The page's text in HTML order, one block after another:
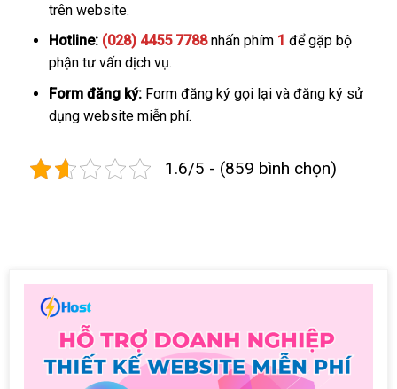
trên website.
Hotline: (028) 4455 7788nhấn phím 1 để gặp bộ
phận tư vấn dịch vụ.
Form đăng ký:Form đăng ký gọi lại và đăng ký sử
dụng website miễn phí.
1.6/5 - (859 bình chọn)